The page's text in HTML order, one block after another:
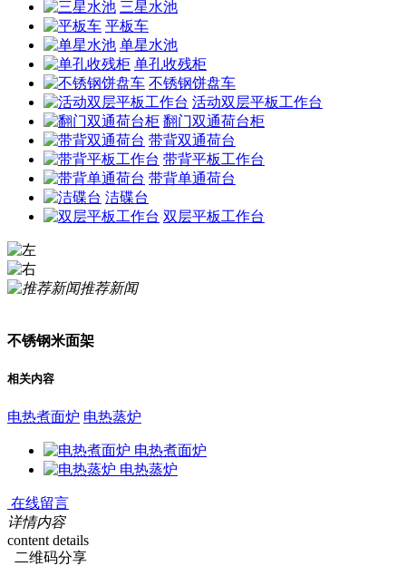
三星水池
平板车
单星水池
单孔收残柜
不锈钢饼盘车
活动双层平板工作台
翻门双通荷台柜
带背双通荷台
带背平板工作台
带背单通荷台
洁碟台
双层平板工作台
推荐新闻
不锈钢米面架
相关内容
电热煮面炉 电热蒸炉
电热煮面炉
电热蒸炉
在线留言
详情内容
content details
二维码分享